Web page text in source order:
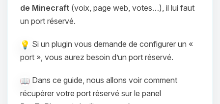
de Minecraft (voix, page web, votes…), il lui faut
un port réservé.
Si un plugin vous demande de configurer un «
port », vous aurez besoin d’un port réservé.
Dans ce guide, nous allons voir comment
récupérer votre port réservé sur le panel